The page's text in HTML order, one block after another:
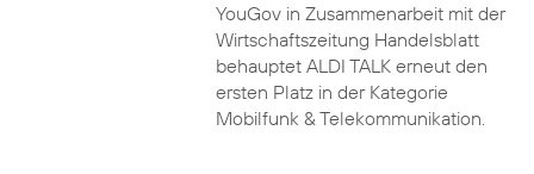
YouGov in Zusammenarbeit mit der
Wirtschaftszeitung Handelsblatt
behauptet ALDI TALK erneut den
ersten Platz in der Kategorie
Mobilfunk & Telekommunikation.